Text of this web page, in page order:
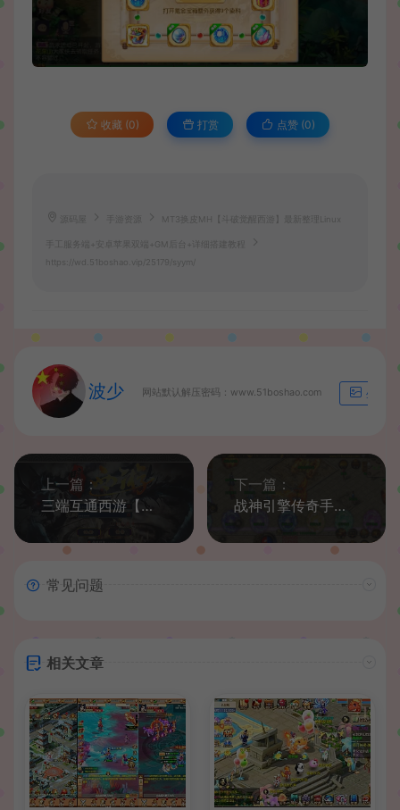
收藏 (0) 打赏 点赞 (0)
手游资源 MT3换皮MH【斗破觉醒西游】最新整理Linux
手工服务端+安卓苹果双端+GM后台+详细搭建教程
https://wd.51boshao.vip/25179/syym/
波少 网站默认解压密码：www.51boshao.com 生成海
上一篇：
三端互通西游【暗黑西游2互通】最新整理Win系服务端+安卓+PC客户端+GM工具+详细搭建教程+视频教程
下一篇：
战神引擎传奇手游【天荒战神】最新整理Win系一键服务端+安卓苹果双端+GM授权后台+详细搭建教程
常见问题
相关文章